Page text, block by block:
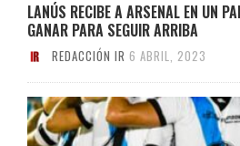
LANÚS RECIBE A ARSENAL EN UN
GANAR PARA SEGUIR ARRIBA
REDACCIÓN IR 6 ABRIL, 2023